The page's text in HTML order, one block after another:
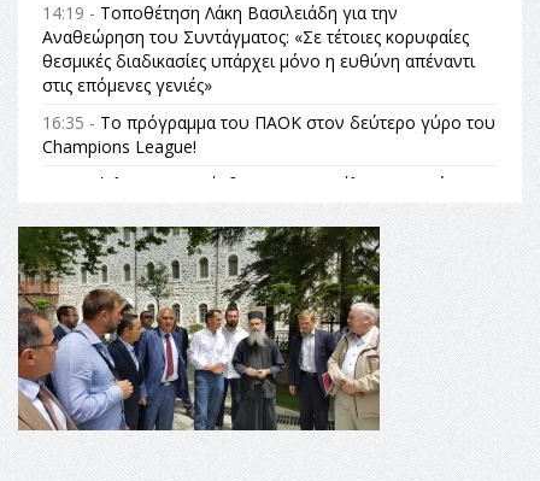
14:19 - Τοποθέτηση Λάκη Βασιλειάδη για την
Αναθεώρηση του Συντάγματος: «Σε τέτοιες κορυφαίες
θεσμικές διαδικασίες υπάρχει μόνο η ευθύνη απέναντι
στις επόμενες γενιές»
16:35 - Το πρόγραμμα του ΠΑΟΚ στον δεύτερο γύρο του
Champions League!
Όλυμπος: Εντάχθηκε στον Κατάλογο Παγκόσμιας
Κληρονομιάς της UNESCO – Ομόφωνη η απόφαση Ο
Όλυμπος αναγνωρίστηκε ως φυσικό και πολιτιστικό
αγαθό εξέχουσας οικουμενικής αξίας για την
ανθρωπότητα
16:18 -ΕΝΟΡΙΑΚΕΣ ΚΑΛΟΚΑΙΡΙΝΕΣ ΔΡΑΣΕΙΣ ΓΙΑ ΠΑΙΔΙΑ
ΣΤΗΝ ΕΔΕΣΣΑ
16:15 -Εργασίες συντήρησης οδοφωτισμού στην Ενωτική
Οδό Σίνδου από την Περιφέρεια Κεντρικής Μακεδονίας
11:36 -
Λάκης Βασιλειάδης, Συνέντευξη PellaFm 103,3 για
το Μουσείο της Πέλλας, Λουτρά Πόζαρ και Χιονοδρομικό